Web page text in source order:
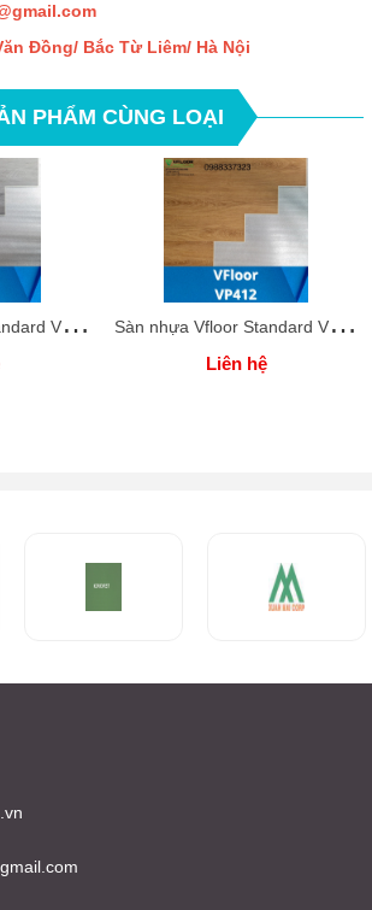
Đồng/ Bắc Từ Liêm/ Hà Nội
PHẨM CÙNG LOẠI
S
àn nhựa Vfloor Standard VP411-4mm S
àn nhựa Vfloor Standard VP412-4mm
Liên hệ